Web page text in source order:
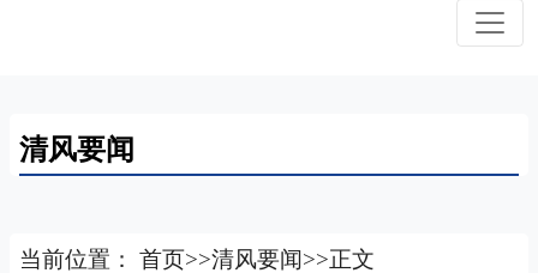
清风要闻
当前位置： 首页>>清风要闻>>正文